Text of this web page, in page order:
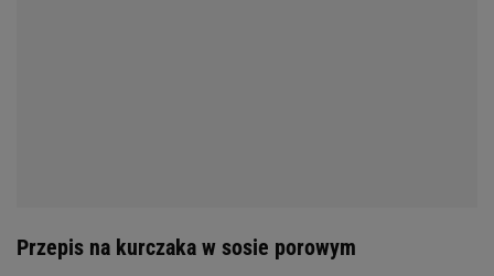
Przepis na kurczaka w sosie porowym